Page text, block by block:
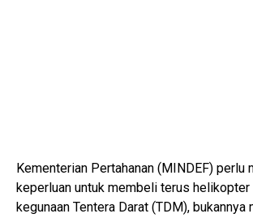
Kementerian Pertahanan (MINDEF) perlu
keperluan untuk membeli terus helikopter
kegunaan Tentera Darat (TDM),